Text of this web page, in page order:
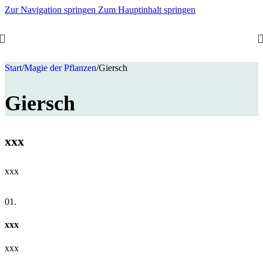
Zur Navigation springen Zum Hauptinhalt springen
Start/Magie der Pflanzen/Giersch
Giersch
xxx
xxx
01.
xxx
xxx